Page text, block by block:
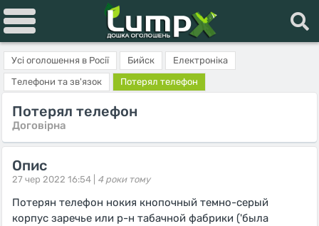
Усі оголошення в Росії Бийск
Електроніка
Телефони та зв'язок
Потерял телефон
Потерял телефон
Договірна
Опис
27 чер 2022 16:54 | 4 роки тому
Потерян телефон нокия кнопочный темно-серый
корпус заречье или р-н табачной фабрики ('была